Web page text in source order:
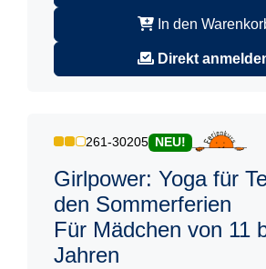
In den
Direkt
261-30205 NEU!
Girlpower: Yoga für
den Sommerferien
Für Mädchen von 11
Jahren